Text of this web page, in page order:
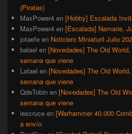
(Piratas)
MaxPower4 en [Hobby] Escalada
MaxPower4 en [Escalada] Namarie,
jotaefe en Noticiero Miniaturil Julio
balael en [Novedades] The Old
semana que viene
Lafael en [Novedades] The Old
semana que viene
QdeTobin en [Novedades] The Old
semana que viene
iescruce en [Warhammer 40.000
a envío